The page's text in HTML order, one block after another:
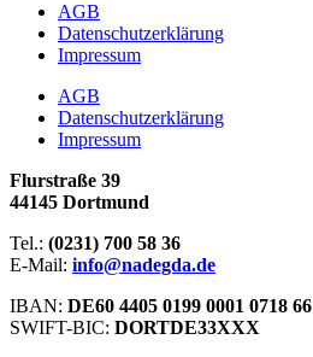
АGB
Datenschutzerklärung
Impressum
АGB
Datenschutzerklärung
Impressum
Flurstraße 39
44145 Dortmund
Tel.: (0231) 700 58 36
E-Mail: info@nadegda.de
IBAN: DE60 4405 0199 0001 0718 66
SWIFT-BIC: DORTDE33XXX